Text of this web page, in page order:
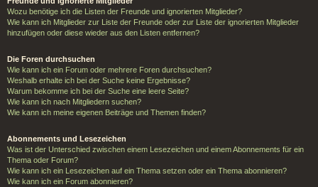
Wozu benötige ich die Listen der Freunde und ignorierten Mitglieder?
Wie kann ich Mitglieder zur Liste der Freunde oder zur Liste der ignorierten Mitglieder
hinzufügen oder diese wieder aus den Listen entfernen?
Die Foren durchsuchen
Wie kann ich ein Forum oder mehrere Foren durchsuchen?
Weshalb erhalte ich bei der Suche keine Ergebnisse?
Warum bekomme ich bei der Suche eine leere Seite?
Wie kann ich nach Mitgliedern suchen?
Wie kann ich meine eigenen Beiträge und Themen finden?
Abonnements und Lesezeichen
Was ist der Unterschied zwischen einem Lesezeichen und einem Abonnements für ein
Thema oder Forum?
Wie kann ich ein Lesezeichen auf ein Thema setzen oder ein Thema abonnieren?
Wie kann ich ein Forum abonnieren?